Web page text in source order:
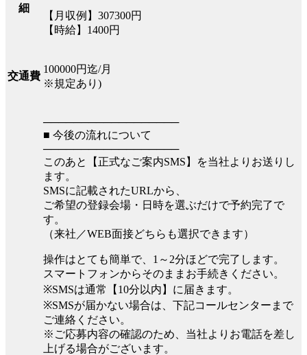
細
【月収例】307300円
【時給】1400円
交通費
100000円迄/月
※規定あり)
──────────────────
■ 今後の流れについて
──────────────────
このあと【正式なご案内SMS】を当社よりお送りし
ます。
SMSに記載されたURLから、
ご希望の登録会場・日時を選ぶだけで予約完了で
す。
（来社／WEB面接どちらも選択できます）
操作はとても簡単で、1～2分ほどで完了します。
スマートフォンからそのままお手続きください。
※SMSは通常【10分以内】に届きます。
※SMSが届かない場合は、下記コールセンターまで
ご連絡ください。
※ご応募内容の確認のため、当社よりお電話を差し
上げる場合がございます。